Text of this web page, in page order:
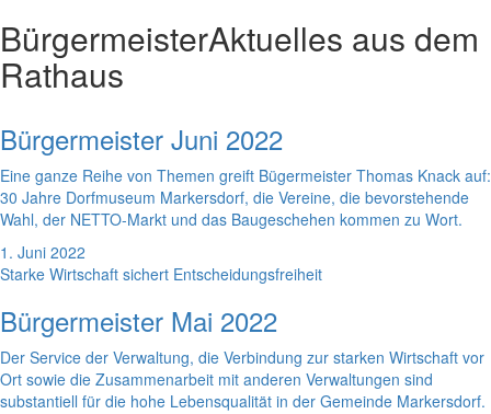
BürgermeisterAktuelles aus dem
Rathaus
Bürgermeister Juni 2022
Eine ganze Reihe von Themen greift Bügermeister Thomas Knack auf:
30 Jahre Dorfmuseum Markersdorf, die Vereine, die bevorstehende
Wahl, der NETTO-Markt und das Baugeschehen kommen zu Wort.
1. Juni 2022
Starke Wirtschaft sichert Entscheidungsfreiheit
Bürgermeister Mai 2022
Der Service der Verwaltung, die Verbindung zur starken Wirtschaft vor
Ort sowie die Zusammenarbeit mit anderen Verwaltungen sind
substantiell für die hohe Lebensqualität in der Gemeinde Markersdorf.